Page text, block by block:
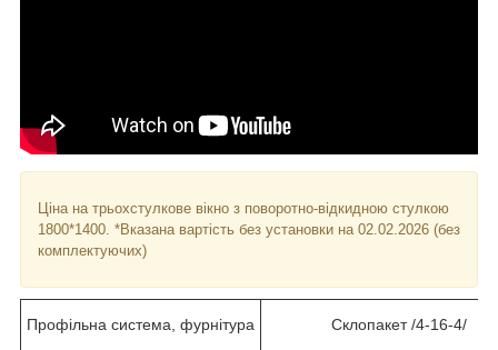
Ціна на трьохстулкове вікно з поворотно-відкидною стулкою
1800*1400. *Вказана вартість без установки на 02.02.2026 (без
комплектуючих)
Профільна система, фурнітура Склопакет /4-16-4/